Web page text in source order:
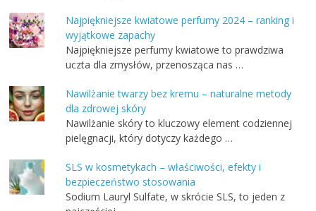
Najpiękniejsze kwiatowe perfumy 2024 – ranking i
wyjątkowe zapachy
Najpiękniejsze perfumy kwiatowe to prawdziwa
uczta dla zmysłów, przenosząca nas …
Nawilżanie twarzy bez kremu – naturalne metody
dla zdrowej skóry
Nawilżanie skóry to kluczowy element codziennej
pielęgnacji, który dotyczy każdego …
SLS w kosmetykach – właściwości, efekty i
bezpieczeństwo stosowania
Sodium Lauryl Sulfate, w skrócie SLS, to jeden z